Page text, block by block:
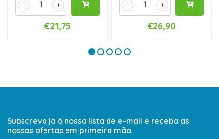
+
-
€21,75
+
-
€26,90
Subscreva já à nossa lista de e-mail e receba as
nossas ofertas em primeira mão.